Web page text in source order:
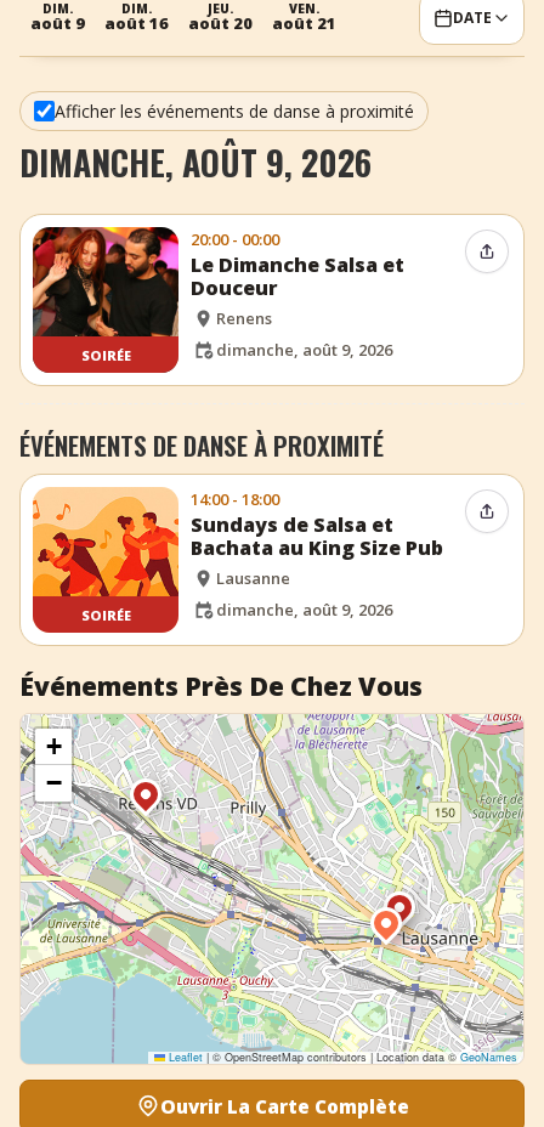
+ Ajouter un événement
DIM.
août 9
DIM.
août 16
JEU.
août 20
VEN.
août 21 DATE
Afficher les événements de danse à proximité
DIMANCHE, AOÛT 9, 2026
SOIRÉE
20:00 - 00:00
Le Dimanche Salsa et
Douceur
Renens
dimanche, août 9, 2026
ÉVÉNEMENTS DE DANSE À PROXIMITÉ
SOIRÉE
14:00 - 18:00
Sundays de Salsa et
Bachata au King Size Pub
Lausanne
dimanche, août 9, 2026
Événements Près De Chez Vous
+
−
Leaflet |© OpenStreetMap contributors | Location data ©GeoNames
Ouvrir La Carte Complète